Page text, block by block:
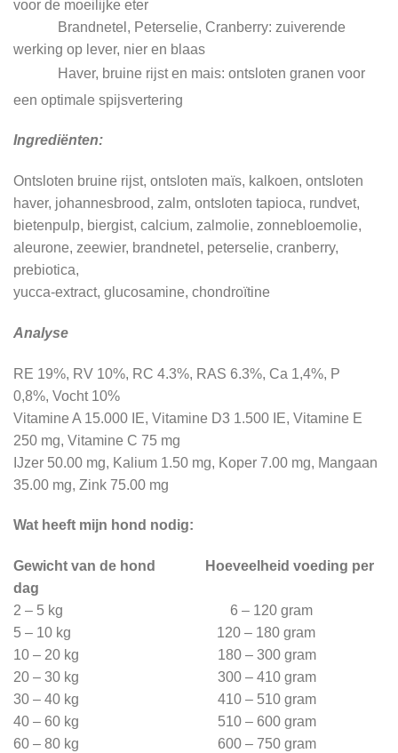
voor de moeilijke eter
Brandnetel, Peterselie, Cranberry: zuiverende
werking op lever, nier en blaas
Haver, bruine rijst en mais: ontsloten granen voor
een optimale spijsvertering
Ingrediënten:
Ontsloten bruine rijst, ontsloten maïs, kalkoen, ontsloten
haver, johannesbrood, zalm, ontsloten tapioca, rundvet,
bietenpulp, biergist, calcium, zalmolie, zonnebloemolie,
aleurone, zeewier, brandnetel, peterselie, cranberry,
prebiotica,
yucca-extract, glucosamine, chondroïtine
Analyse
RE 19%, RV 10%, RC 4.3%, RAS 6.3%, Ca 1,4%, P
0,8%, Vocht 10%
Vitamine A 15.000 IE, Vitamine D3 1.500 IE, Vitamine E
250 mg, Vitamine C 75 mg
IJzer 50.00 mg, Kalium 1.50 mg, Koper 7.00 mg, Mangaan
35.00 mg, Zink 75.00 mg
Wat heeft mijn hond nodig:
Gewicht van de hond Hoeveelheid voeding per
dag
2 – 5 kg 6 – 120 gram
5 – 10 kg 120 – 180 gram
10 – 20 kg 180 – 300 gram
20 – 30 kg 300 – 410 gram
30 – 40 kg 410 – 510 gram
40 – 60 kg 510 – 600 gram
60 – 80 kg 600 – 750 gram